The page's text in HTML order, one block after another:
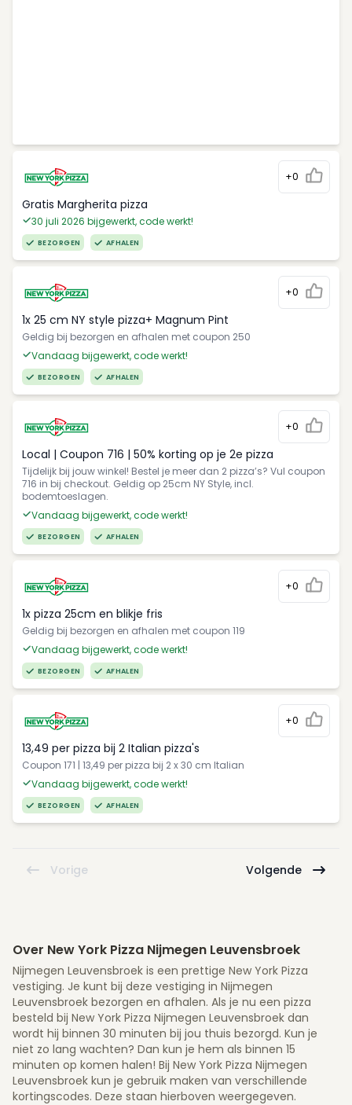
+0
Gratis Margherita pizza
30 juli 2026 bijgewerkt, code werkt!
BEZORGEN AFHALEN
+0
1x 25 cm NY style pizza+ Magnum Pint
Geldig bij bezorgen en afhalen met coupon 250
Vandaag bijgewerkt, code werkt!
BEZORGEN AFHALEN
+0
Local | Coupon 716 | 50% korting op je 2e pizza
Tijdelijk bij jouw winkel! Bestel je meer dan 2 pizza’s? Vul coupon
716 in bij checkout. Geldig op 25cm NY Style, incl.
bodemtoeslagen.
Vandaag bijgewerkt, code werkt!
BEZORGEN AFHALEN
+0
1x pizza 25cm en blikje fris
Geldig bij bezorgen en afhalen met coupon 119
Vandaag bijgewerkt, code werkt!
BEZORGEN AFHALEN
+0
13,49 per pizza bij 2 Italian pizza's
Coupon 171 | 13,49 per pizza bij 2 x 30 cm Italian
Vandaag bijgewerkt, code werkt!
BEZORGEN AFHALEN
Vorige Volgende
Over New York Pizza Nijmegen Leuvensbroek
Nijmegen Leuvensbroek is een prettige New York Pizza
vestiging. Je kunt bij deze vestiging in Nijmegen
Leuvensbroek bezorgen en afhalen. Als je nu een pizza
besteld bij New York Pizza Nijmegen Leuvensbroek dan
wordt hij binnen 30 minuten bij jou thuis bezorgd. Kun je
niet zo lang wachten? Dan kun je hem als binnen 15
minuten op komen halen! Bij New York Pizza Nijmegen
Leuvensbroek kun je gebruik maken van verschillende
kortingscodes. Deze staan hierboven weergegeven.